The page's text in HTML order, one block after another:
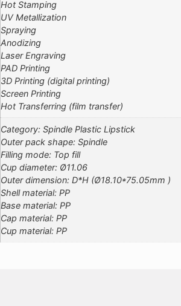
Hot Stamping
UV Metallization
Spraying
Anodizing
Laser Engraving
PAD Printing
3D Printing (digital printing)
Screen Printing
Hot Transferring (film transfer)
Category: Spindle Plastic Lipstick
Outer pack shape: Spindle
Filling mode: Top fill
Cup diameter: Ø11.06
Outer dimension: D*H (Ø18.10*75.05mm )
Shell material: PP
Base material: PP
Cap material: PP
Cup material: PP